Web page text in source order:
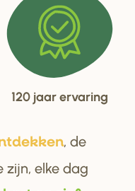
120 jaar ervaring
, de
elke dag